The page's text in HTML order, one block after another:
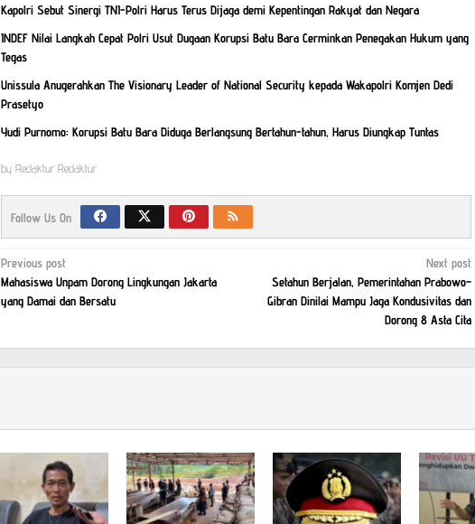
Kapolri Sebut Sinergi TNI-Polri Harus Terus Dijaga demi Kepentingan Rakyat dan Negara
INDEF Nilai Langkah Cepat Polri Usut Dugaan Korupsi Batu Bara Cerminkan Penegakan Hukum yang
Tegas
Unissula Anugerahkan The Visionary Leader of National Security kepada Wakapolri Komjen Dedi
Prasetyo
Yudi Purnomo: Korupsi Batu Bara Diduga Berlangsung Bertahun-tahun, Harus Diungkap Tuntas
by Redaktur Redaktur
Follow Us On
Post
navigation
Previous post
Mahasiswa Unpam Dorong Lingkungan Jakarta
yang Damai dan Bersatu
Next post
Setahun Berjalan, Pemerintahan Prabowo–
Gibran Dinilai Mampu Jaga Kondusivitas dan
Dorong 8 Asta Cita